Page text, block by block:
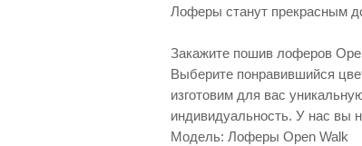
Лоферы станут прекрасным
Закажите пошив лоферов
Выберите понравившийся
изготовим для вас
индивидуальность. У нас вы
Модель: Лоферы Open Walk